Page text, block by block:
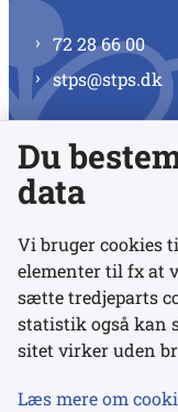
72 28 66 00
stps@stps.dk
Se alle
Links
Udgivelser
Du
data
Vi bruger cookies
elementer til fx at
sætte tredjeparts
statistik også kan
sitet virker uden
Læs mere om